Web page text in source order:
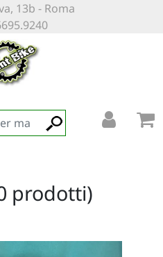
13b - Roma
prodotti)